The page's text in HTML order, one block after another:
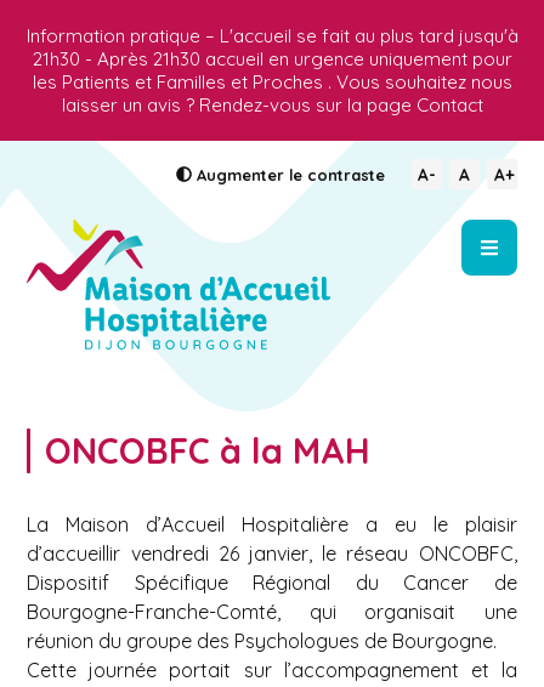
Information pratique – L'accueil se fait au plus tard jusqu'à
21h30 - Après 21h30 accueil en urgence uniquement pour
les Patients et Familles et Proches . Vous souhaitez nous
laisser un avis ? Rendez-vous sur la page Contact
Augmenterle contraste A- A A+
ONCOBFC à la MAH
La Maison d’Accueil Hospitalière a eu le plaisir
d’accueillir vendredi 26 janvier, le réseau ONCOBFC,
Dispositif Spécifique Régional du Cancer de
Bourgogne-Franche-Comté, qui organisait une
réunion du groupe des Psychologues de Bourgogne.
Cette journée portait sur l’accompagnement et la